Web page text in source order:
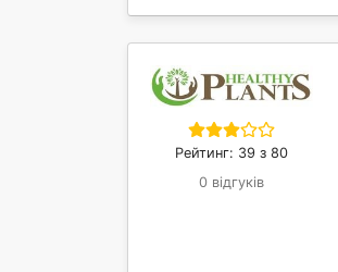
Рейтинг: 39 з 80
0 відгуків